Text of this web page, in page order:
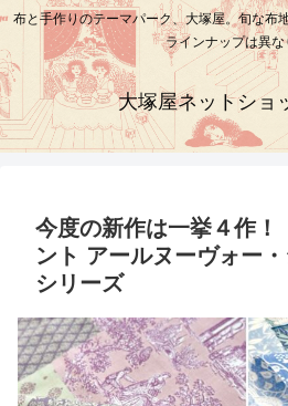
布と手作りのテーマパーク、大塚屋。旬な布
ラインナップは異な
大塚屋ネットショ
今度の新作は一挙４作！
ント アールヌーヴォー・
シリーズ